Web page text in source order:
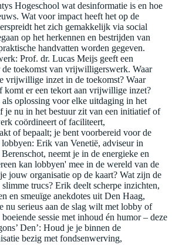
Hogeschool wat desinformatie is en hoe
Wat voor impact heeft het op de
het zich gemakkelijk via social
op het herkennen en bestrijden van
handvatten worden gegeven.
Prof. dr. Lucas Meijs geeft een
de toekomst van vrijwilligerswerk. Waar
vrijwillige inzet in de toekomst? Waar
komt er een tekort aan vrijwillige inzet?
oplossing voor elke uitdaging in het
je nu in het bestuur zit van een initiatief of
coördineert of faciliteert,
of bepaalt; je bent voorbereid voor de
Erik van Venetië, adviseur in
neemt je in de energieke en
kan lobbyen' mee in de wereld van de
jouw organisatie op de kaart? Wat zijn de
trucs? Erik deelt scherpe inzichten,
en smeuïge anekdotes uit Den Haag,
nu serieus aan de slag wilt met lobby of
sessie met inhoud én humor – deze
Den’: Houd je je binnen de
bezig met fondsenwerving,